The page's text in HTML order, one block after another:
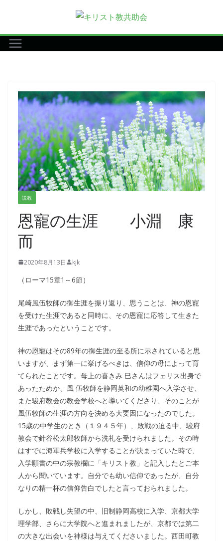
テ
ン
説教
恩寵の生涯 小淵 康
而
2020年8月13日 kjk
（ローマ15章1～6節）
尾崎風伍牧師の御生涯を振り返り、思うことは、神の恩寵
を受けた生涯であると同時に、その恩寵に応答して生きた
生涯であったということです。
神の恩寵はその89年の御生涯の至る所に示されていると思
いますが、まず第一に挙げるべきは、信仰の母によって育
てられたことです。母上の喜きみ 巳さんはフェリス出身で
あったためか、風 伍牧師を静岡英和の幼稚園へ入学させ、
また駿府教会の教会学校へと導いてくださり、そのことが
風伍牧師の生涯の方向を決める大要因になったのでした。
15歳の中学生のとき（１９４５年）、敗戦の迫る中、駿府
教会で針谷松太郎牧師から洗礼を受けられました。その時
はすでに海軍兵学校に入学することが決まっていた時で、
入学願書の中の宗教欄に「キリスト教」と記入したとご本
人から聞いています。自分でも幼い信仰であったが、自分
なりの精一杯の信仰告白でしたと言っておられました。
しかし、敗戦し失望の中、旧制静岡高校に入学、京都大学
理学部、さらに大学院へと進まれましたが、京都では第二
の大きな出会いを神様は与えてくださいました。西田町教